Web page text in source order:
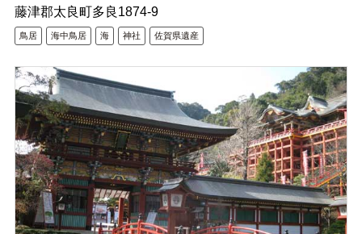
藤津郡太良町多良1874-9
鳥居 海中鳥居 海 神社 佐賀県遺産